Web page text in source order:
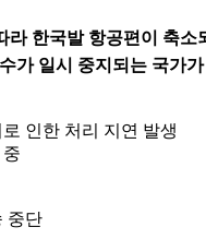
한국발 항공편이
축소
가 일시 중지되는 국가
인한 처리 지연 발생
중단